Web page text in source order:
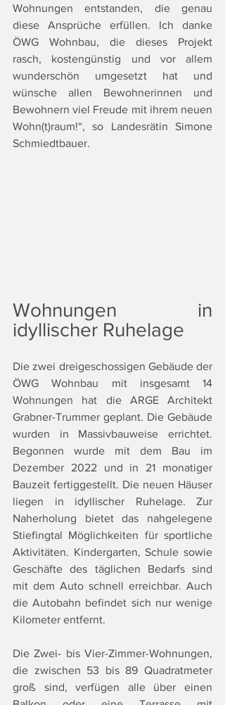
Wohnungen entstanden, die genau
diese Ansprüche erfüllen. Ich danke
ÖWG Wohnbau, die dieses Projekt
rasch, kostengünstig und vor allem
wunderschön umgesetzt hat und
wünsche allen Bewohnerinnen und
Bewohnern viel Freude mit ihrem neuen
Wohn(t)raum!“, so Landesrätin Simone
Schmiedtbauer.
Wohnungen in
idyllischer Ruhelage
Die zwei dreigeschossigen Gebäude der
ÖWG Wohnbau mit insgesamt 14
Wohnungen hat die ARGE Architekt
Grabner-Trummer geplant. Die Gebäude
wurden in Massivbauweise errichtet.
Begonnen wurde mit dem Bau im
Dezember 2022 und in 21 monatiger
Bauzeit fertiggestellt. Die neuen Häuser
liegen in idyllischer Ruhelage. Zur
Naherholung bietet das nahgelegene
Stiefingtal Möglichkeiten für sportliche
Aktivitäten. Kindergarten, Schule sowie
Geschäfte des täglichen Bedarfs sind
mit dem Auto schnell erreichbar. Auch
die Autobahn befindet sich nur wenige
Kilometer entfernt.
Die Zwei- bis Vier-Zimmer-Wohnungen,
die zwischen 53 bis 89 Quadratmeter
groß sind, verfügen alle über einen